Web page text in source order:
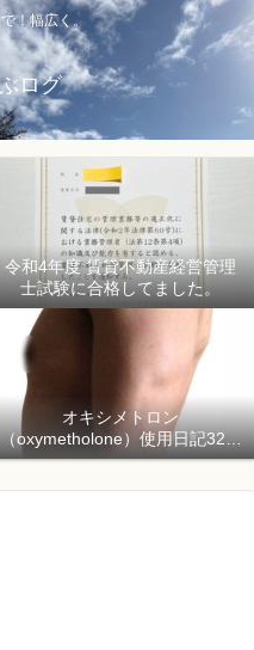
！幅広く。
ログ
令和4年度 賃貸不動産経営管理
士試験に合格してました。
オキシメトロン
（oxymetholone）使用日記32日
「骨格筋量増量開始150日目」